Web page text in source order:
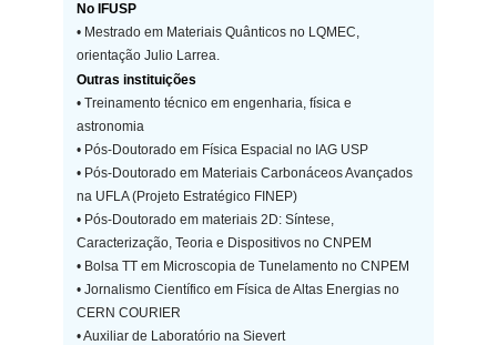
No IFUSP
• Mestrado em Materiais Quânticos no LQMEC,
orientação Julio Larrea.
Outras instituições
• Treinamento técnico em engenharia, física e
astronomia
• Pós-Doutorado em Física Espacial no IAG USP
• Pós-Doutorado em Materiais Carbonáceos Avançados
na UFLA (Projeto Estratégico FINEP)
• Pós-Doutorado em materiais 2D: Síntese,
Caracterização, Teoria e Dispositivos no CNPEM
• Bolsa TT em Microscopia de Tunelamento no CNPEM
• Jornalismo Científico em Física de Altas Energias no
CERN COURIER
• Auxiliar de Laboratório na Sievert